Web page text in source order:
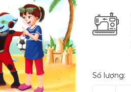
Số lượng: